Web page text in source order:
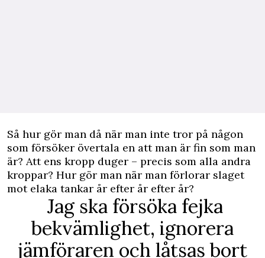
Så hur gör man då när man inte tror på någon
som försöker övertala en att man är fin som man
är? Att ens kropp duger – precis som alla andra
kroppar? Hur gör man när man förlorar slaget
mot elaka tankar år efter år efter år?
Jag ska försöka fejka
bekvämlighet, ignorera
jämföraren och låtsas bort